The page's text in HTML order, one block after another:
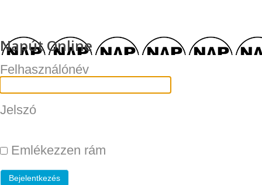
Napút Online
Felhasználónév
Jelszó
Emlékezzen rám